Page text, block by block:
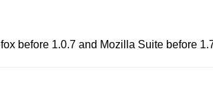
before 1.0.7 and Mozilla Suite before